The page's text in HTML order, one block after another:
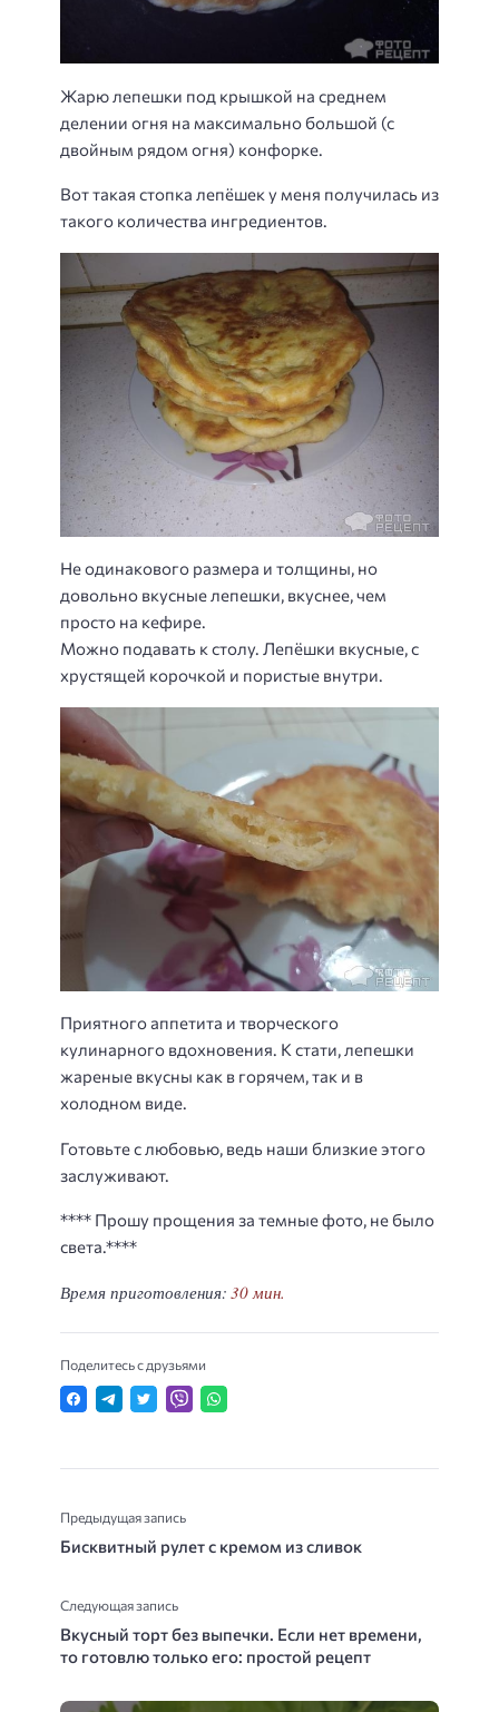
Жарю лепешки под крышкой на среднем
делении огня на максимально большой (с
двойным рядом огня) конфорке.
Вот такая стопка лепёшек у меня получилась из
такого количества ингредиентов.
Не одинакового размера и толщины, но
довольно вкусные лепешки, вкуснее, чем
просто на кефире.
Можно подавать к столу. Лепёшки вкусные, с
хрустящей корочкой и пористые внутри.
Приятного аппетита и творческого
кулинарного вдохновения. К стати, лепешки
жареные вкусны как в горячем, так и в
холодном виде.
Готовьте с любовью, ведь наши близкие этого
заслуживают.
**** Прошу прощения за темные фото, не было
света.****
Время приготовления: 30 мин.
Поделитесь с друзьями
Предыдущая запись
Бисквитный рулет с кремом из сливок
Следующая запись
Вкусный торт без выпечки. Если нет времени,
то готовлю только его: простой рецепт